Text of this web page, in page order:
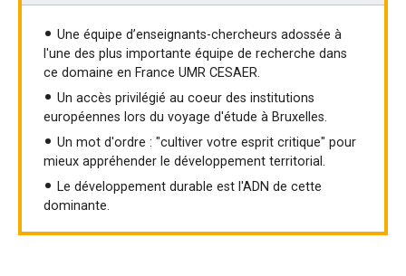
Une équipe d’enseignants-chercheurs adossée à
l'une des plus importante équipe de recherche dans
ce domaine en France UMR CESAER.
Un accès privilégié au coeur des institutions
européennes lors du voyage d'étude à Bruxelles.
Un mot d'ordre : "cultiver votre esprit critique" pour
mieux appréhender le développement territorial.
Le développement durable est l'ADN de cette
dominante.